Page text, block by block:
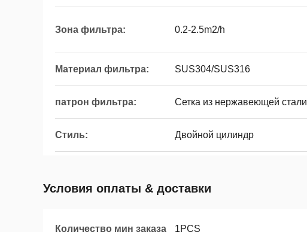
Зона фильтра: 0.2-2.5m2/h
Материал фильтра: SUS304/SUS316
патрон фильтра: Сетка из нержавеющей стали
Стиль: Двойной цилиндр
Условия оплаты & доставки
Количество мин заказа 1PCS